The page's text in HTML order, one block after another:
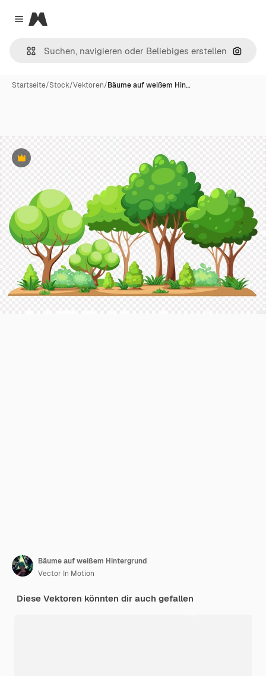
Close menu
Magnific
Nach
Startseite/Stock/Vektoren/Bäume auf weißem Hin…
Premium
Bäume auf weißem Hintergrund
Vector In Motion
Diese Vektoren könnten dir auch gefallen